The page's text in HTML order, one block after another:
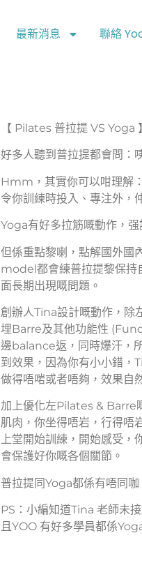
最新消息 聯絡
【 Pilates 普拉提 VS Yoga 】
好多人聽到普拉提都會問：
Hmm，其實你可以咁理解
令你訓練時投入、專注外，
Yoga有好多拉筋嘅動作，
但係重點黎喇，點解國外國
model都會練普拉提黎保持
面長期出現嘅問題。
創辦人Tina設計嘅動作，除
埋Barre及其他功能性
邊balance返，同時爆汗，
到效果，因為你有小小錯，
做得唔啱或者唔夠，效果自
加上優化左Pilates & Barre
肌肉，你坐得唔岩，行得唔
上堂開始訓練，開始感受，
會保護好你嘅各個關節。
普拉提同Yoga都係有唔同
PS：小編知道Tina 老師未
且YOO 有好多學員都係